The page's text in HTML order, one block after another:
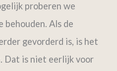
proberen we
behouden. Als de
gevorderd is, is het
Dat is niet eerlijk voor